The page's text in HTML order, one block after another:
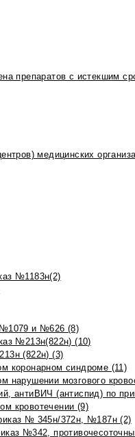
препаратов с истекшим
медицинских
№1183н(2)
№1079 и №626 (8)
№213н(822н) (10)
(822н) (3)
коронарном синдроме (11)
нарушении мозгового
антиВИЧ (антиспид) по
кровотечении (9)
№ 345н/372н, №187н (2)
№342,